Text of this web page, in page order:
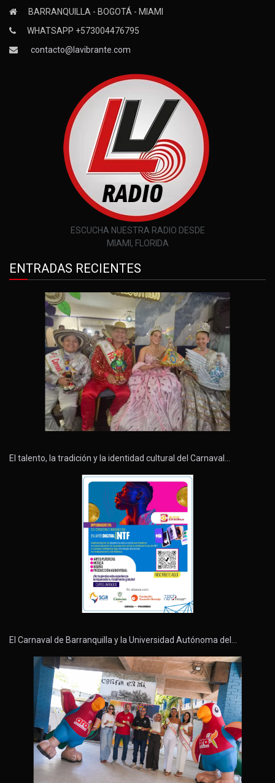
BARRANQUILLA - BOGOTÁ - MIAMI
WHATSAPP +573004476795
contacto@lavibrante.com
ESCUCHA NUESTRA RADIO DESDE
MIAMI, FLORIDA
ENTRADAS RECIENTES
El talento, la tradición y la identidad cultural del Carnaval…
El Carnaval de Barranquilla y la Universidad Autónoma del…